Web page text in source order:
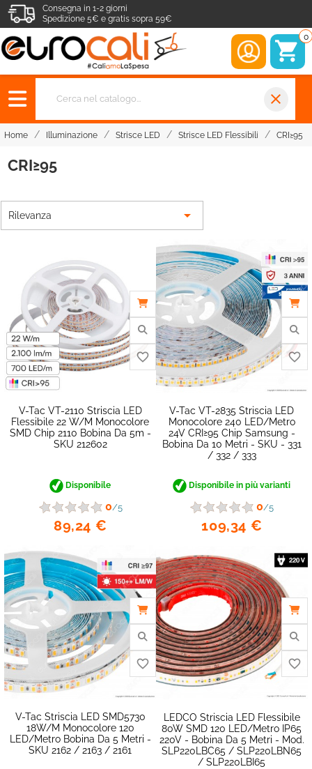
Consegna in 1-2 giorni
Spedizione 5€ e gratis sopra 59€
0
close
Home Illuminazione Strisce LED Strisce LED Flessibili CRI≥95
CRI≥95
Rilevanza 
V-Tac VT-2110 Striscia LED
Flessibile 22 W/m Monocolore
SMD Chip 2110 Bobina Da 5m -
SKU 212602
Disponibile
0/5
89,24 €
favorite_border
V-Tac VT-2835 Striscia LED
Monocolore 240 LED/metro
24V CRI≥95 Chip Samsung -
Bobina Da 10 Metri - SKU - 331
/ 332 / 333
Disponibile in più varianti
0/5
109,34 €
V-Tac Striscia LED SMD5730
18W/m Monocolore 120
LED/metro Bobina Da 5 Metri -
SKU 2162 / 2163 / 2161
LEDCO Striscia LED Flessibile
80W SMD 120 LED/metro IP65
220V - Bobina Da 5 Metri - Mod.
SLP220LBC65 / SLP220LBN65
/ SLP220LBI65